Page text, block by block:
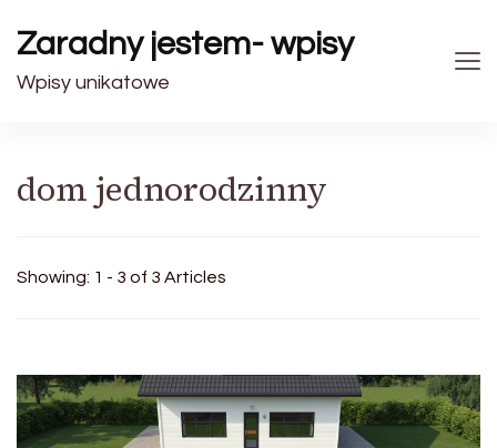
Zaradny jestem- wpisy
Wpisy unikatowe
dom jednorodzinny
Showing: 1 - 3 of 3 Articles